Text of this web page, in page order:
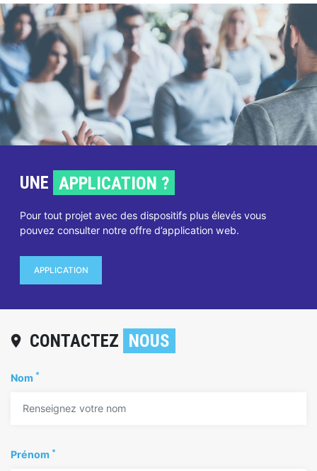
UNE APPLICATION ?
Pour tout projet avec des dispositifs plus élevés vous
pouvez consulter notre offre d’application web.
APPLICATION
location_on CONTACTEZ NOUS
Nom *
Prénom *